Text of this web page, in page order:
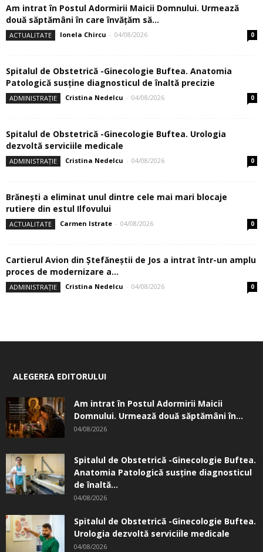
Am intrat în Postul Adormirii Maicii Domnului. Urmează
două săptămâni în care învăţăm să...
ACTUALITATE Ionela Chircu - 04/08/2026 0
Spitalul de Obstetrică -Ginecologie Buftea. Anatomia
Patologică susţine diagnosticul de înaltă precizie
ADMINISTRAȚIE Cristina Nedelcu - 04/08/2026 0
Spitalul de Obstetrică -Ginecologie Buftea. Urologia
dezvoltă serviciile medicale
ADMINISTRAȚIE Cristina Nedelcu - 04/08/2026 0
Brănești a eliminat unul dintre cele mai mari blocaje
rutiere din estul Ilfovului
ACTUALITATE Carmen Istrate - 04/08/2026 0
Cartierul Avion din Ştefăneştii de Jos a intrat într-un amplu
proces de modernizare a...
ADMINISTRAȚIE Cristina Nedelcu - 04/08/2026 0
ALEGEREA EDITORULUI
Am intrat în Postul Adormirii Maicii
Domnului. Urmează două săptămâni în...
04/08/2026
Spitalul de Obstetrică -Ginecologie Buftea.
Anatomia Patologică susţine diagnosticul
de înaltă...
04/08/2026
Spitalul de Obstetrică -Ginecologie Buftea.
Urologia dezvoltă serviciile medicale
04/08/2026